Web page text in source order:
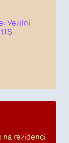
Vezilni
na rezidenci